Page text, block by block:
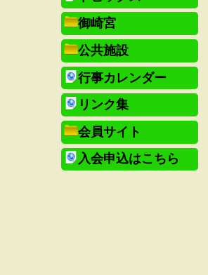
御崎宮
公共施設
行事カレンダー
リンク集
会員サイト
入会申込はこちら